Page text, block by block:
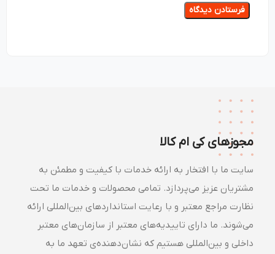
مجوزهای کی ام کالا
سایت ما با افتخار به ارائه خدمات با کیفیت و مطمئن به
مشتریان عزیز می‌پردازد. تمامی محصولات و خدمات ما تحت
نظارت مراجع معتبر و با رعایت استانداردهای بین‌المللی ارائه
می‌شوند. ما دارای تاییدیه‌های معتبر از سازمان‌های معتبر
داخلی و بین‌المللی هستیم که نشان‌دهنده‌ی تعهد ما به